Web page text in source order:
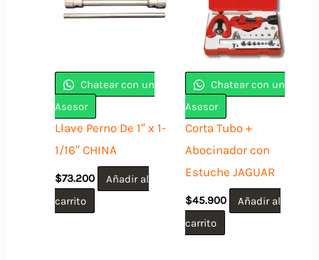
Chatear con un
Asesor
Llave Perno De 1″ x 1-
1/16″ CHINA
$73.200
Añadir al
carrito
Chatear con un
Asesor
Corta Tubo +
Abocinador con
Estuche JAGUAR
$45.900
Añadir al
carrito